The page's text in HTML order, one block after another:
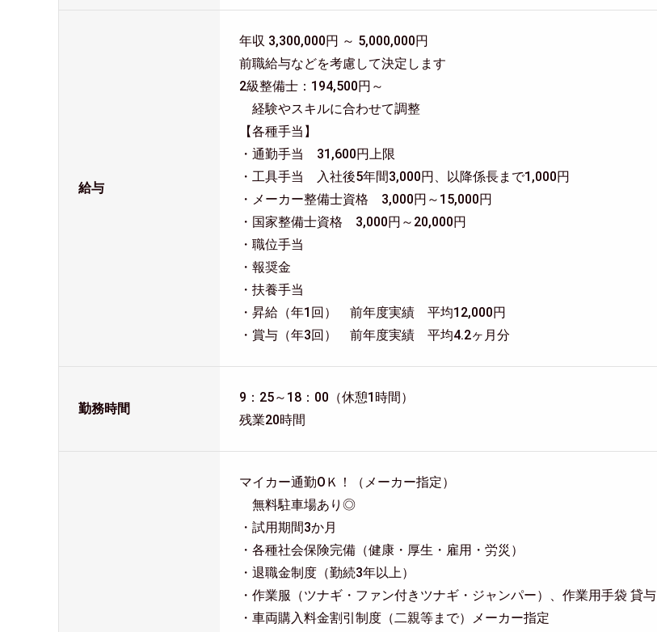
給与
年収 3,300,000円 ～ 5,000,000円
前職給与などを考慮して決定します
2級整備士：194,500円～
経験やスキルに合わせて調整
【各種手当】
・通勤手当 31,600円上限
・工具手当 入社後5年間3,000円、以降係長まで1,000円
・メーカー整備士資格 3,000円～15,000円
・国家整備士資格 3,000円～20,000円
・職位手当
・報奨金
・扶養手当
・昇給（年1回） 前年度実績 平均12,000円
・賞与（年3回） 前年度実績 平均4.2ヶ月分
勤務時間
9：25～18：00（休憩1時間）
残業20時間
マイカー通勤ОＫ！（メーカー指定）
無料駐車場あり◎
・試用期間3か月
・各種社会保険完備（健康・厚生・雇用・労災）
・退職金制度（勤続3年以上）
・作業服（ツナギ・ファン付きツナギ・ジャンパー）、作業用手袋 貸与
・車両購入料金割引制度（二親等まで）メーカー指定